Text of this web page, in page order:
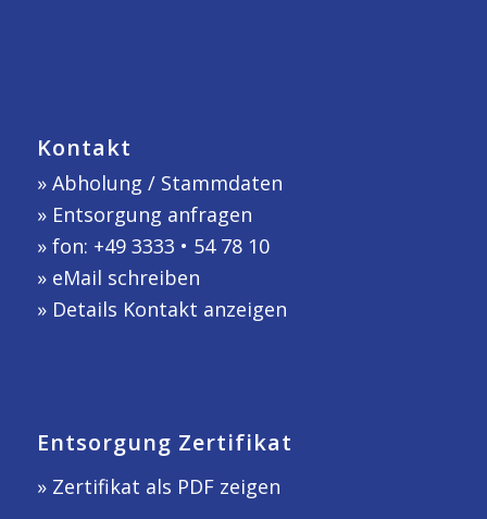
Kontakt
» Abholung / Stammdaten
» Entsorgung anfragen
» fon: +49 3333 • 54 78 10
» eMail schreiben
» Details Kontakt anzeigen
Entsorgung Zertifikat
» Zertifikat als PDF zeigen